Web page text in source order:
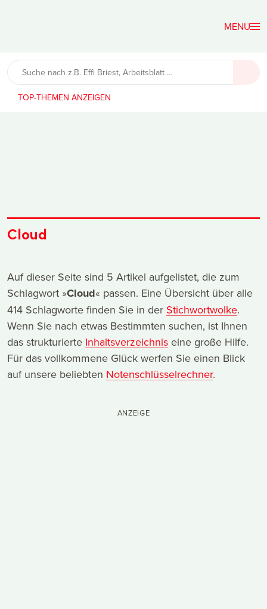
Lehrerfreund
TOP-THEMEN
Cloud
Auf dieser Seite sind 5 Artikel aufgelistet, die zum
Schlagwort »Cloud« passen. Eine Übersicht über alle
414 Schlagworte finden Sie in der Stichwortwolke.
Wenn Sie nach etwas Bestimmten suchen, ist Ihnen
das strukturierte Inhaltsverzeichnis eine große Hilfe.
Für das vollkommene Glück werfen Sie einen Blick
auf unsere beliebten Notenschlüsselrechner.
ANZEIGE